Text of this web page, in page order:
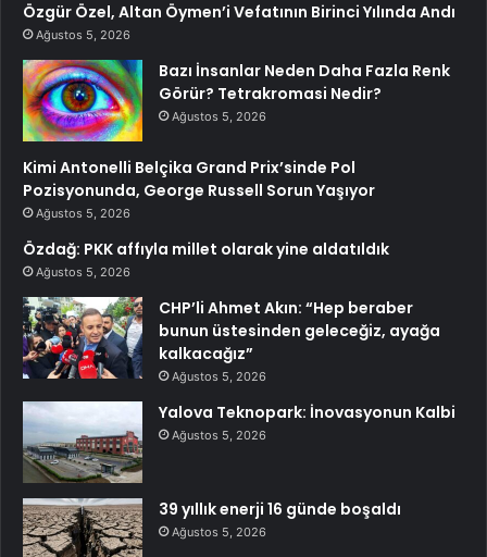
Özgür Özel, Altan Öymen’i Vefatının Birinci Yılında Andı
Ağustos 5, 2026
Bazı İnsanlar Neden Daha Fazla Renk
Görür? Tetrakromasi Nedir?
Ağustos 5, 2026
Kimi Antonelli Belçika Grand Prix’sinde Pol
Pozisyonunda, George Russell Sorun Yaşıyor
Ağustos 5, 2026
Özdağ: PKK affıyla millet olarak yine aldatıldık
Ağustos 5, 2026
CHP’li Ahmet Akın: “Hep beraber
bunun üstesinden geleceğiz, ayağa
kalkacağız”
Ağustos 5, 2026
Yalova Teknopark: İnovasyonun Kalbi
Ağustos 5, 2026
39 yıllık enerji 16 günde boşaldı
Ağustos 5, 2026